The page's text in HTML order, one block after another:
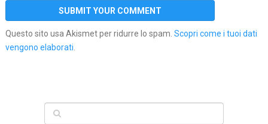
Questo sito usa Akismet per ridurre lo spam. Scopri come i tuoi dati
vengono elaborati.